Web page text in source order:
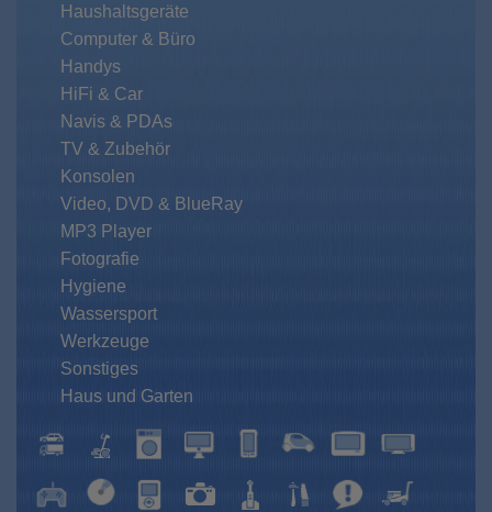
Haushaltsgeräte
Computer & Büro
Handys
HiFi & Car
Navis & PDAs
TV & Zubehör
Konsolen
Video, DVD & BlueRay
MP3 Player
Fotografie
Hygiene
Wassersport
Werkzeuge
Sonstiges
Haus und Garten